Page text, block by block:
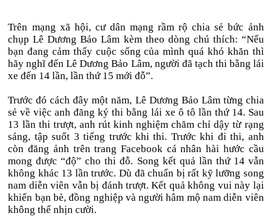
Trên mạng xã hội, cư dân mạng rầm rộ chia sẻ bức ảnh
chụp Lê Dương Bảo Lâm kèm theo dòng chú thích: “Nếu
bạn đang cảm thấy cuộc sống của mình quá khó khăn thì
hãy nghĩ đến Lê Dương Bảo Lâm, người đã tạch thi bằng lái
xe đến 14 lần, lần thứ 15 mới đỗ”.
Trước đó cách đây một năm, Lê Dương Bảo Lâm từng chia
sẻ về việc anh đăng ký thi bằng lái xe ô tô lần thứ 14. Sau
13 lần thi trượt, anh rút kinh nghiệm chăm chỉ dậy từ rạng
sáng, tập suốt 3 tiếng trước khi thi. Trước khi đi thi, anh
còn đăng ảnh trên trang Facebook cá nhân hài hước cầu
mong được “độ” cho thi đỗ. Song kết quả lần thứ 14 vẫn
không khác 13 lần trước. Dù đã chuẩn bị rất kỹ lưỡng song
nam diễn viên vẫn bị đánh trượt. Kết quả không vui này lại
khiến bạn bè, đồng nghiệp và người hâm mộ nam diễn viên
không thể nhịn cười.